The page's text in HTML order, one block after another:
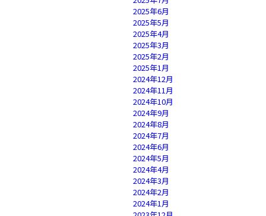
2025年6月
2025年5月
2025年4月
2025年3月
2025年2月
2025年1月
2024年12月
2024年11月
2024年10月
2024年9月
2024年8月
2024年7月
2024年6月
2024年5月
2024年4月
2024年3月
2024年2月
2024年1月